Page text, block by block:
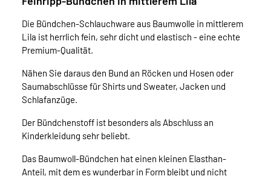
Die Bündchen-Schlauchware aus Baumwolle in mittlerem
Lila ist herrlich fein, sehr dicht und elastisch - eine echte
Premium-Qualität.
Nähen Sie daraus den Bund an Röcken und Hosen oder
Saumabschlüsse für Shirts und Sweater, Jacken und
Schlafanzüge.
Der Bündchenstoff ist besonders als Abschluss an
Kinderkleidung sehr beliebt.
Das Baumwoll-Bündchen hat einen kleinen Elasthan-
Anteil, mit dem es wunderbar in Form bleibt und nicht